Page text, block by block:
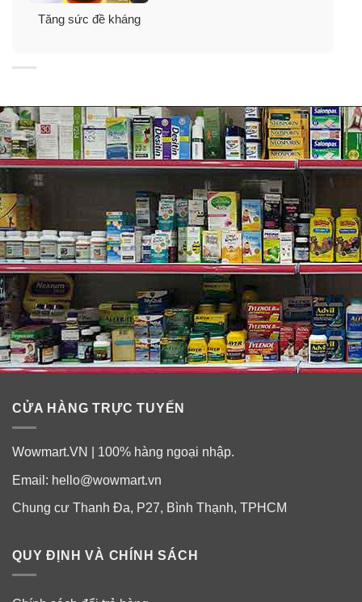
ACEROLA (Malpighia glabra) extract equiv. fresh fruit
250 mg. VITAMIN C (as ascorbic acid) 200 mg.
VITAMIN C (as ascorbic acid from calcium ascorbate
dihydrate 164.33 mg) 135 mg. VITAMIN C (as ascorbic
acid from sodium ascorbate 186.67 mg) 165 mg. Total
Vitamin C 500 mg.
Hướng dẫn sử dụng viên ngậm tăng
Tăng sức đề kháng
CỬA HÀNG TRỰC TUYẾN
Wowmart.VN | 100% hàng ngoại nhập.
Email: hello@wowmart.vn
Chung cư Thanh Đa, P27, Bình Thạnh, TPHCM
QUY ĐỊNH VÀ CHÍNH SÁCH